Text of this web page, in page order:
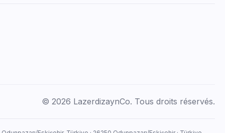
© 2026 LazerdizaynCo. Tous droits réservés.